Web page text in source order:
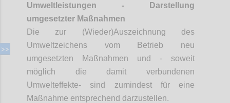
Umweltleistungen - Darstellung
umgesetzter Maßnahmen
Die zur (Wieder)Auszeichnung des
Umweltzeichens vom Betrieb neu
umgesetzten Maßnahmen und - soweit
möglich die damit verbundenen
Umwelteffekte- sind zumindest für eine
Maßnahme entsprechend darzustellen.